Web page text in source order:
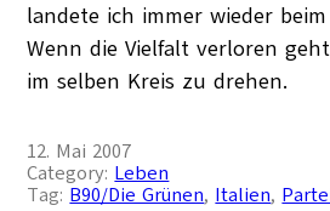
landete ich immer wieder
Wenn die Vielfalt verloren
im selben Kreis zu drehen.
12. Mai 2007
Category:Leben
Tag:B90/Die Grünen, Italien,